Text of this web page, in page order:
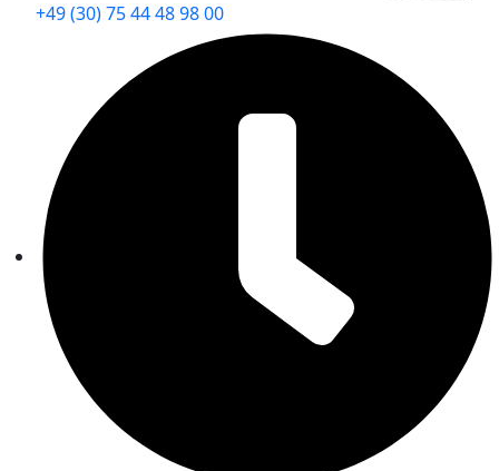
+49 (30) 75 44 48 98 00